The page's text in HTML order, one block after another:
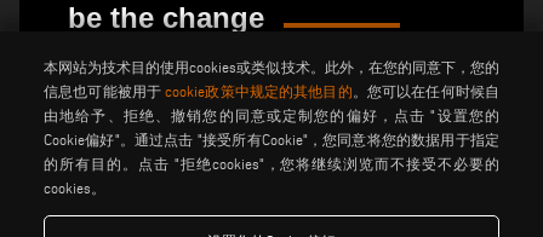
be the change
隐私政策
法律说明
饼干政策
般销售条款和条件
分销通用条款与条件
馅饼设置
本网站为技术目的使用cookies或类似技术。此外，在您的同意下，您的
信息也可能被用于cookie政策中规定的其他目的 。您可以在任何时候自
由地给予、拒绝、撤销您的同意或定制您的偏好，点击 "设置您的
Cookie偏好"。通过点击 "接受所有Cookie"，您同意将您的数据用于指定
的所有目的。点击 "拒绝cookies"，您将继续浏览而不接受不必要的
cookies。